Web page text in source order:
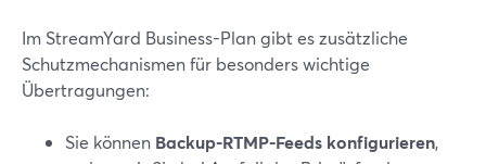
Im StreamYard Business-Plan gibt es zusätzliche
Schutzmechanismen für besonders wichtige
Übertragungen:
Sie können Backup-RTMP-Feeds konfigurieren,